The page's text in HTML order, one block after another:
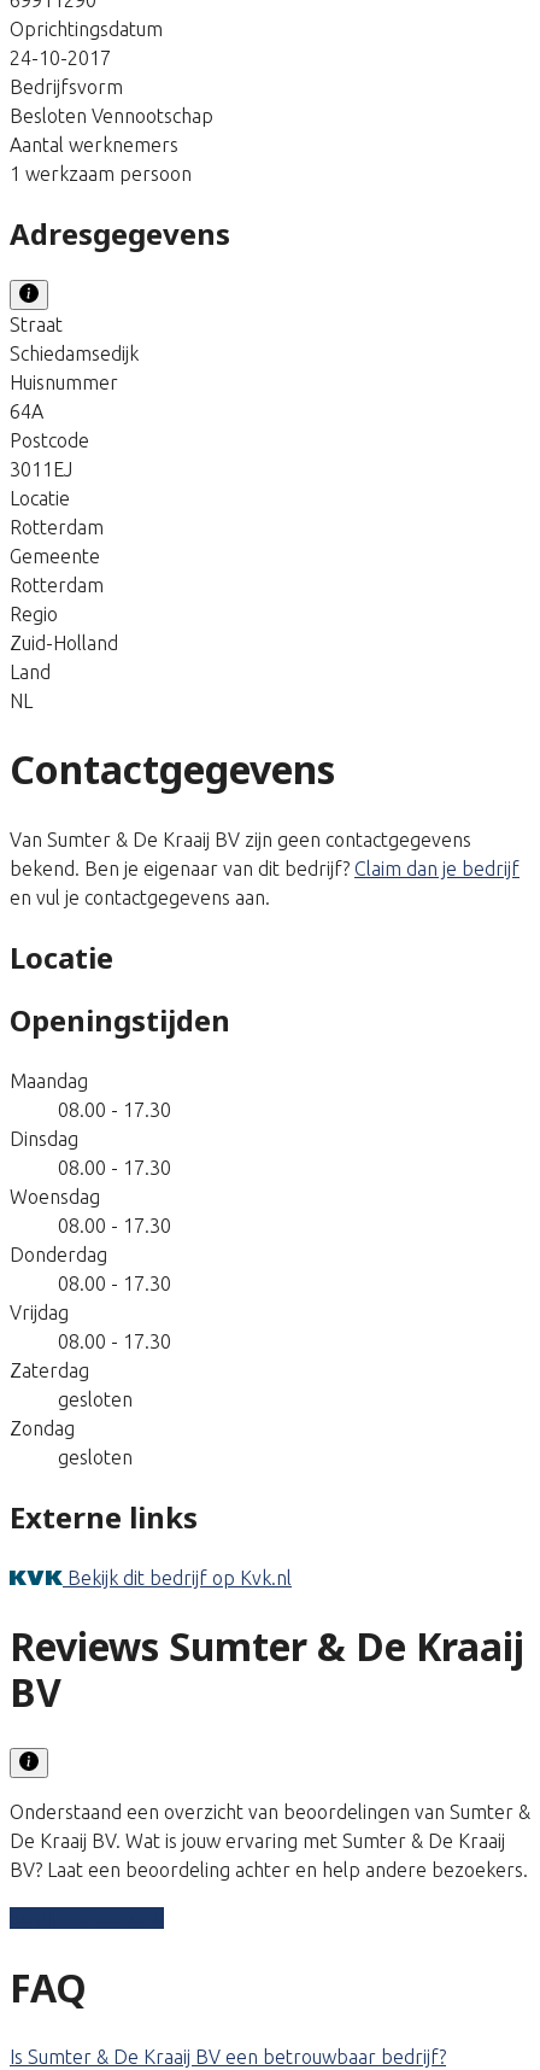
Oprichtingsdatum
24-10-2017
Bedrijfsvorm
Besloten Vennootschap
Aantal werknemers
1 werkzaam persoon
Adresgegevens
Straat
Schiedamsedijk
Huisnummer
64A
Postcode
3011EJ
Locatie
Rotterdam
Gemeente
Rotterdam
Regio
Zuid-Holland
Land
NL
Contactgegevens
Van Sumter & De Kraaij BV zijn geen contactgegevens
bekend. Ben je eigenaar van dit bedrijf? Claim dan je bedrijf
en vul je contactgegevens aan.
Locatie
Openingstijden
Maandag
08.00 - 17.30
Dinsdag
08.00 - 17.30
Woensdag
08.00 - 17.30
Donderdag
08.00 - 17.30
Vrijdag
08.00 - 17.30
Zaterdag
gesloten
Zondag
gesloten
Externe links
Bekijk dit bedrijf op Kvk.nl
Reviews Sumter & De Kraaij
BV
Onderstaand een overzicht van beoordelingen van Sumter &
De Kraaij BV. Wat is jouw ervaring met Sumter & De Kraaij
BV? Laat een beoordeling achter en help andere bezoekers.
FAQ
Is Sumter & De Kraaij BV een betrouwbaar bedrijf?